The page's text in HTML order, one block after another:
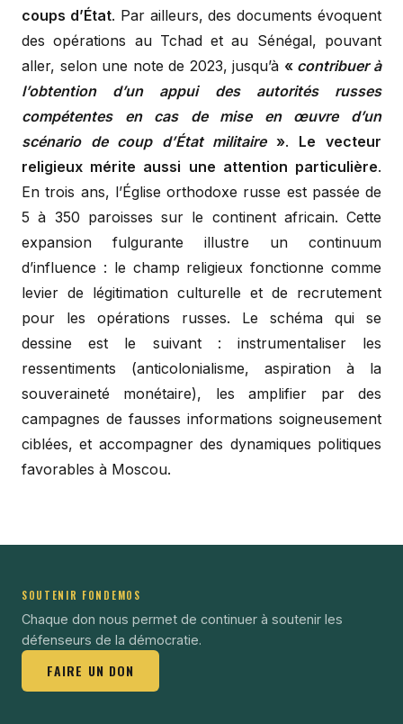
coups d’État. Par ailleurs, des documents évoquent
des opérations au Tchad et au Sénégal, pouvant
aller, selon une note de 2023, jusqu’à « contribuer à
l’obtention d’un appui des autorités russes
compétentes en cas de mise en œuvre d’un
scénario de coup d’État militaire». Le vecteur
religieux mérite aussi une attention particulière.
En trois ans, l’Église orthodoxe russe est passée de
5 à 350 paroisses sur le continent africain. Cette
expansion fulgurante illustre un continuum
d’influence : le champ religieux fonctionne comme
levier de légitimation culturelle et de recrutement
pour les opérations russes. Le schéma qui se
dessine est le suivant : instrumentaliser les
ressentiments (anticolonialisme, aspiration à la
souveraineté monétaire), les amplifier par des
campagnes de fausses informations soigneusement
ciblées, et accompagner des dynamiques politiques
favorables à Moscou.
SOUTENIR FONDEMOS
Chaque don nous permet de continuer à soutenir les
défenseurs de la démocratie.
FAIRE UN DON